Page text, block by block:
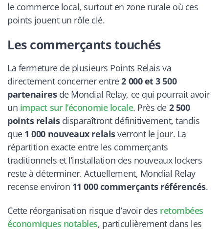
le commerce local, surtout en zone rurale où ces
points jouent un rôle clé.
Les commerçants touchés
La fermeture de plusieurs Points Relais va
directement concerner entre2 000 et 3 500
partenairesde Mondial Relay, ce qui pourrait avoir
un impact sur l’économie locale. Près de 2 500
points relaisdisparaîtront définitivement, tandis
que 1 000 nouveaux relaisverront le jour. La
répartition exacte entre les commerçants
traditionnels et l’installation des nouveaux lockers
reste à déterminer. Actuellement, Mondial Relay
recense environ 11 000 commerçants référencés.
Cette réorganisation risque d’avoir des retombées
économiques notables, particulièrement dans les